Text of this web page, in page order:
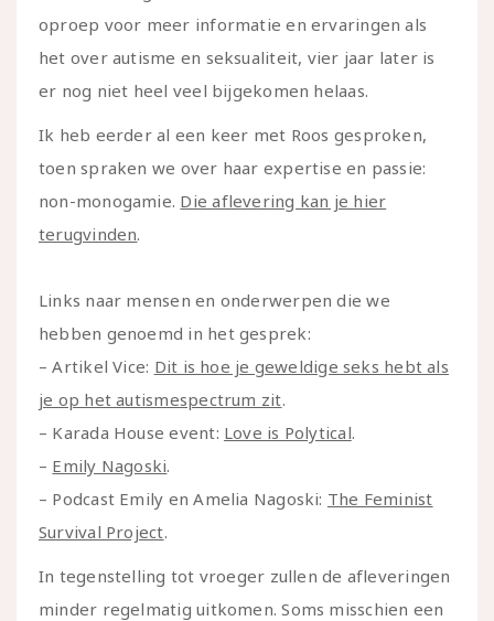
oproep voor meer informatie en ervaringen als
het over autisme en seksualiteit, vier jaar later is
er nog niet heel veel bijgekomen helaas.
Ik heb eerder al een keer met Roos gesproken,
toen spraken we over haar expertise en passie:
non-monogamie. Die aflevering kan je hier
terugvinden.
Links naar mensen en onderwerpen die we
hebben genoemd in het gesprek:
– Artikel Vice: Dit is hoe je geweldige seks hebt als
je op het autismespectrum zit.
– Karada House event: Love is Polytical.
– Emily Nagoski.
– Podcast Emily en Amelia Nagoski: The Feminist
Survival Project.
In tegenstelling tot vroeger zullen de afleveringen
minder regelmatig uitkomen. Soms misschien een